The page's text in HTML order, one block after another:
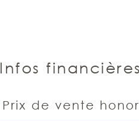
Infos financières
Caractéristiques Valeurs
Prix de vente